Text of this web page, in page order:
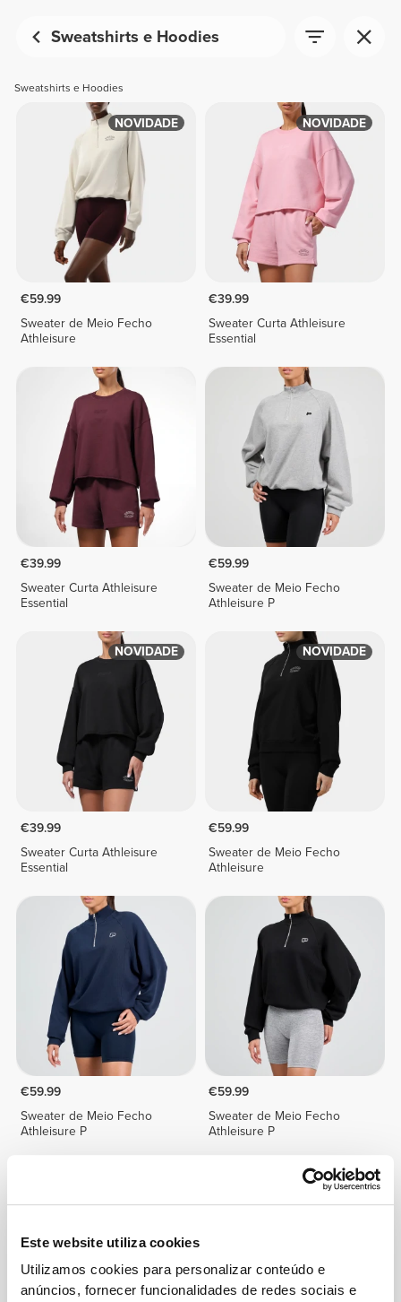
Este website utiliza cookies
Utilizamos cookies para personalizar conteúdo e
anúncios, fornecer funcionalidades de redes sociais e
Sweatshirts e Hoodies
Sweatshirts e Hoodies
NOVIDADE
€59.99
Sweater de Meio Fecho
Athleisure
NOVIDADE
€39.99
Sweater Curta Athleisure
Essential
€39.99
Sweater Curta Athleisure
Essential
€59.99
Sweater de Meio Fecho
Athleisure P
NOVIDADE
€39.99
Sweater Curta Athleisure
Essential
NOVIDADE
€59.99
Sweater de Meio Fecho
Athleisure
€59.99
Sweater de Meio Fecho
Athleisure P
€59.99
Sweater de Meio Fecho
Athleisure P